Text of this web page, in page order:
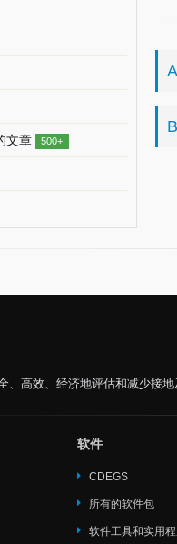
文章 500+
、高效、经济地评估和减少接
软件
CDEGS
所有的软件包
软件工具和实用